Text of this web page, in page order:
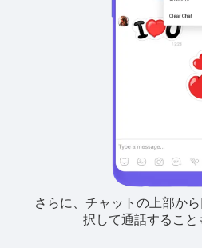
さらに、チャットの上部か
択して通話すること